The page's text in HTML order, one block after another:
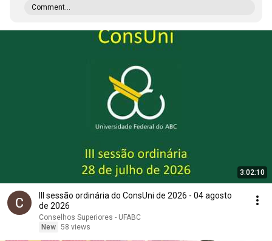
Comment...
3:02:10
III sessão ordinária do ConsUni de 2026 - 04 agosto
de 2026
Conselhos Superiores - UFABC
New 58 views